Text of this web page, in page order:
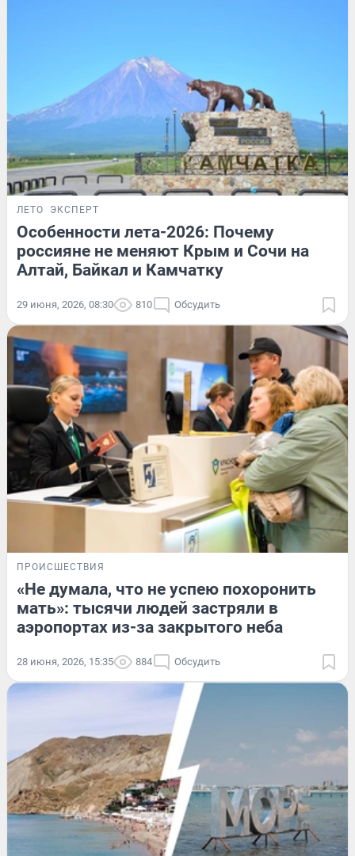
ЛЕТО ЭКСПЕРТ
Особенности лета-2026: Почему
россияне не меняют Крым и Сочи на
Алтай, Байкал и Камчатку
29 июня, 2026, 08:30 810 Обсудить
ПРОИСШЕСТВИЯ
«Не думала, что не успею похоронить
мать»: тысячи людей застряли в
аэропортах из-за закрытого неба
28 июня, 2026, 15:35 884 Обсудить